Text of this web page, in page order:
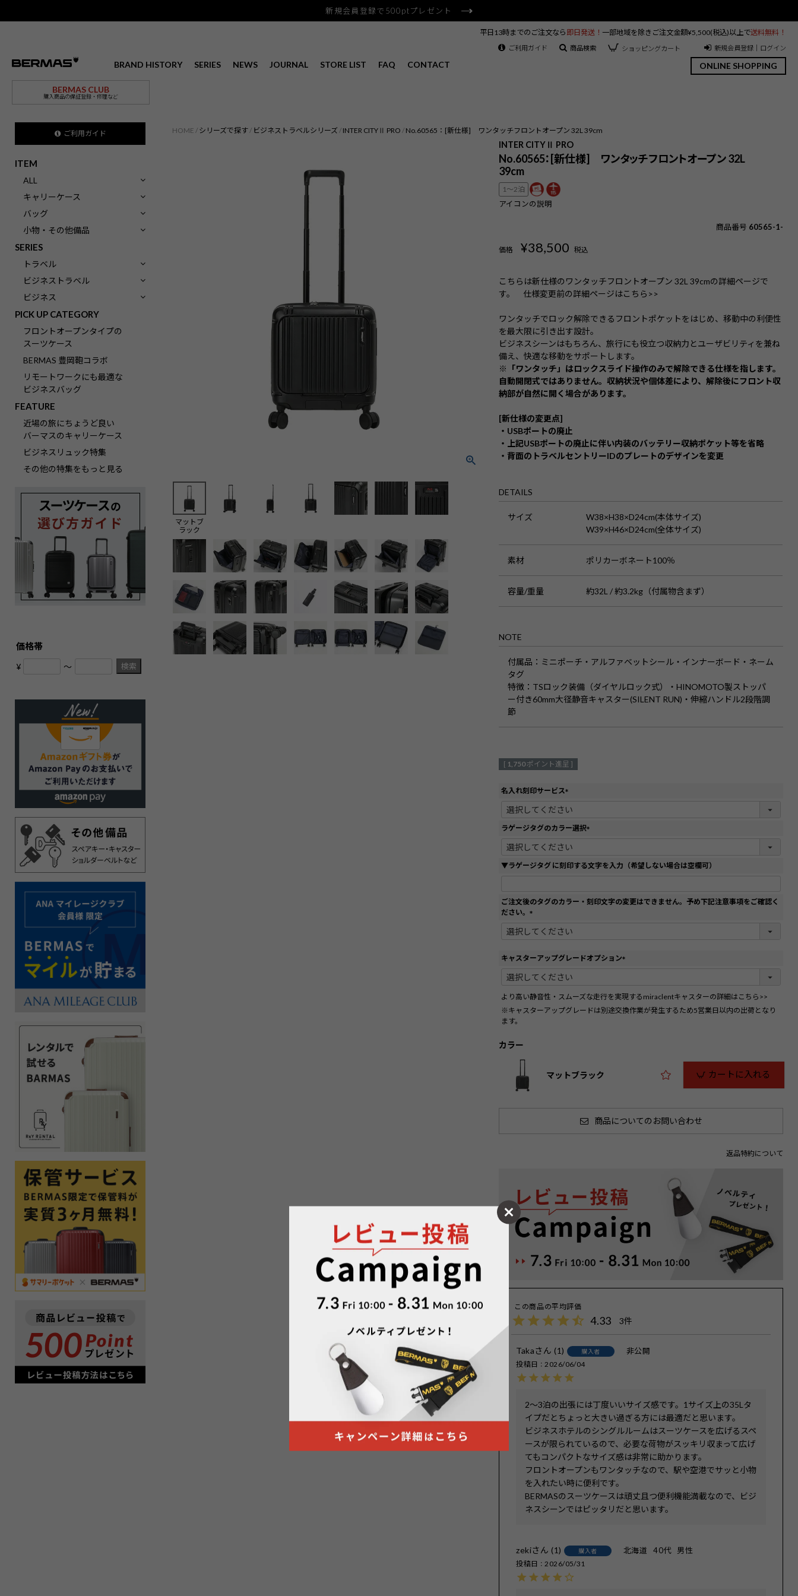
新規会員登録で500ptプレゼント
BRAND HISTORY SERIES NEWS JOURNAL STORE LIST FAQ CONTACT
BERMAS CLUB
購入商品の保証登録・修理など
ONLINE SHOPPING
平日13時までのご注文なら 即日発送！ 一部地域を除きご注文金額¥5,500(税込)以上で送料無料！
ご利用ガイド 商品検索 ショッピングカート 新規会員登録｜ログイン
ご利用ガイド
ITEM
ALL
キャリーケース
バッグ
小物・その他備品
SERIES
トラベル
ビジネストラベル
ビジネス
PICK UP CATEGORY
フロントオープンタイプの
スーツケース
BERMAS 豊岡鞄コラボ
リモートワークにも最適な
ビジネスバッグ
FEATURE
近場の旅にちょうど良い
バーマスのキャリーケース
ビジネスリュック特集
その他の特集をもっと見る
価格帯
¥ 〜 検索
HOME シリーズで探す ビジネストラベルシリーズ INTER CITYⅡ PRO No.60565：[新仕様] ワンタッチフロントオープン 32L 39cm
マットブ
ラック
INTER CITYⅡ PRO
No.60565：[新仕様] ワンタッチフロントオープン 32L
39cm
1〜2泊
アイコンの説明
商品番号 60565-1-
価格 ¥38,500 税込
こちらは新仕様のワンタッチフロントオープン 32L 39cmの詳細ページで
す。 仕様変更前の詳細ページはこちら>>
ワンタッチでロック解除できるフロントポケットをはじめ、移動中の利便性
を最大限に引き出す設計。
ビジネスシーンはもちろん、旅行にも役立つ収納力とユーザビリティを兼ね
備え、快適な移動をサポートします。
※「ワンタッチ」はロックスライド操作のみで解除できる仕様を指します。
自動開閉式ではありません。収納状況や個体差により、解除後にフロント収
納部が自然に開く場合があります。
[新仕様の変更点]
・USBポートの廃止
・上記USBポートの廃止に伴い内装のバッテリー収納ポケット等を省略
・背面のトラベルセントリーIDのプレートのデザインを変更
DETAILS
サイズ
W38×H38×D24cm(本体サイズ)
W39×H46×D24cm(全体サイズ)
素材 ポリカーボネート100％
容量/重量 約32L / 約3.2kg（付属物含まず）
NOTE
付属品 ：ミニポーチ・アルファベットシール・インナーボード・ネーム
タグ
特徴 ：TSロック装備（ダイヤルロック式）・HINOMOTO製ストッパ
ー付き60mm大径静音キャスター(SILENT RUN)・伸縮ハンドル2段階調
節
[ 1,750ポイント進呈 ]
名入れ刻印サービス
必
須
ラゲージタグのカラー選択
須
▼ラゲージタグ に刻印する文字を入力（希望しない場合は空欄可）
ご注文後のタグのカラー・刻印文字の変更はできません。予め下記注意事項をご確認く
ださい。
必
)
キャスターアップグレードオプション
須
より高い静音性・スムーズな走行を実現するmiraclentキャスターの詳細はこちら>>
※キャスターアップグレードは別途交換作業が発生するため5営業日以内の出荷となり
ます。
カラー
マットブラック カートに入れる
商品についてのお問い合わせ
返品特約について
4.33 3
Taka 1 購入者 非公開
投稿日 2026/06/04
2〜3泊の出張には丁度いいサイズ感です。1サイズ上の35Lタ
イプだとちょっと大きい過ぎる方には最適だと思います。
ビジネスホテルのシングルルームはスーツケースを広げるスペ
ースが限られているので、必要な荷物がスッキリ収まって広げ
てもコンパクトなサイズ感は非常に助かります。
フロントオープンもワンタッチなので、駅や空港でサッと小物
を入れたい時に便利です。
BERMASのスーツケースは頑丈且つ便利機能満載なので、ビジ
ネスシーンではピッタリだと思います。
zeki 1 購入者 北海道 40代 男性
投稿日 2026/05/31